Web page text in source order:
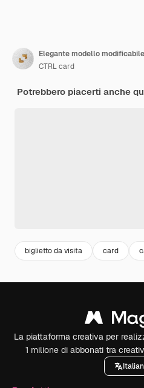
CTRL card
Potrebbero piacerti anche
biglietto da visita card
La piattaforma creativa per
1 milione di abbonati tra